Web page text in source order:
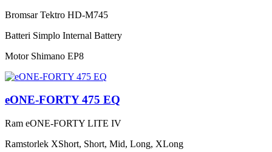
Bromsar Tektro HD-M745
Batteri Simplo Internal Battery
Motor Shimano EP8
eONE-FORTY 475 EQ
Ram eONE-FORTY LITE IV
Ramstorlek XShort, Short, Mid, Long, XLong